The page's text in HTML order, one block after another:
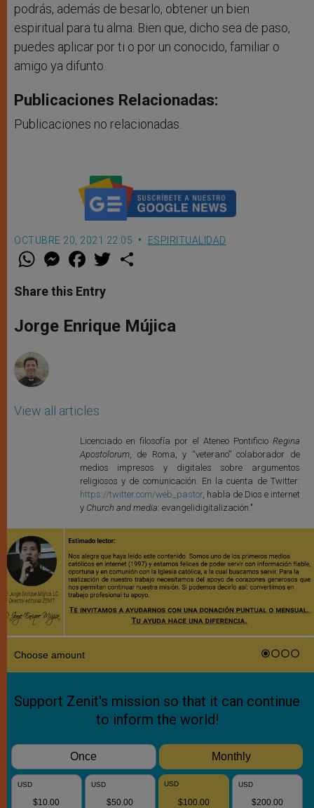
podrás, además de besarlo, obtener un bien
espiritual para tu alma. Bien que, dicho sea de paso,
puedes aplicar por ti o por un conocido, familiar o
amigo ya difunto.
Publicaciones Relacionadas:
Publicaciones no relacionadas.
OCTUBRE 20, 2021 22:05 ESPIRITUALIDAD
W
t
s
p
p
M
e
s
e
g
e
F
a
e
b
o
k
w
r
Share this Entry
Jorge Enrique Mújica
View all articles
Licenciado en filosofía por el Ateneo Pontificio Regina
Apostolorum, de Roma, y “veterano” colaborador de
medios impresos y digitales sobre argumentos
religiosos y de comunicación. En la cuenta de Twitter:
https://twitter.com/web_pastor, habla de Dios e internet
y Church and media: evangelidigitalización."